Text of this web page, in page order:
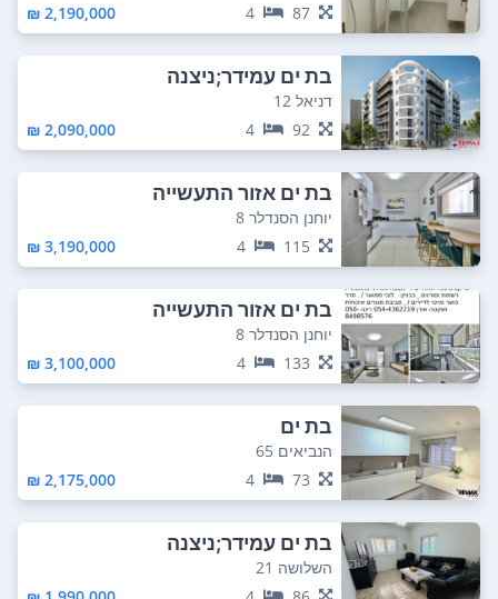
87
4
2,190,000 ₪
בת ים עמידר;ניצנה
דניאל 12
92
4
2,090,000 ₪
בת ים אזור התעשייה
יוחנן הסנדלר 8
115
4
3,190,000 ₪
בת ים אזור התעשייה
יוחנן הסנדלר 8
133
4
3,100,000 ₪
בת ים
הנביאים 65
73
4
2,175,000 ₪
בת ים עמידר;ניצנה
השלושה 21